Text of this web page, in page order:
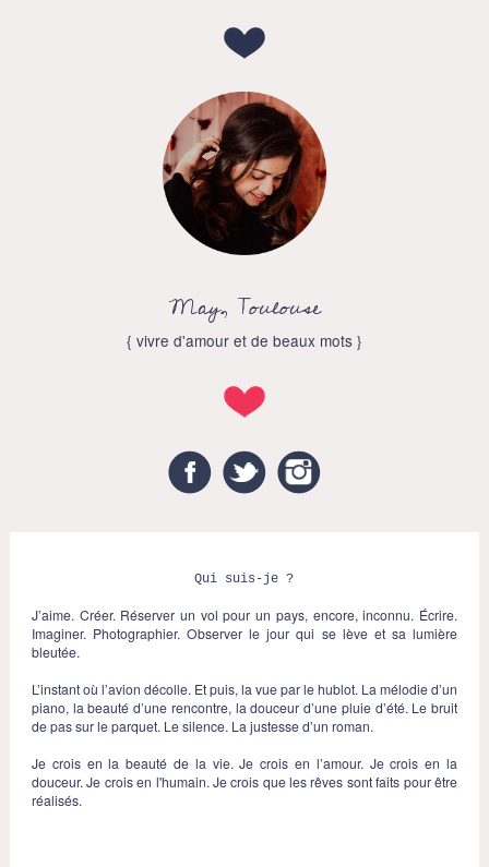
May, Toulouse
{ vivre d'amour et de beaux mots }
FacebookTwitter
Qui suis-je ?
J’aime. Créer. Réserver un vol pour un pays, encore, inconnu. Écrire.
Imaginer. Photographier. Observer le jour qui se lève et sa lumière
bleutée.
L’instant où l’avion décolle. Et puis, la vue par le hublot. La mélodie d’un
piano, la beauté d’une rencontre, la douceur d’une pluie d’été. Le bruit
de pas sur le parquet. Le silence. La justesse d’un roman.
Je crois en la beauté de la vie. Je crois en l’amour. Je crois en la
douceur. Je crois en l'humain. Je crois que les rêves sont faits pour être
réalisés.